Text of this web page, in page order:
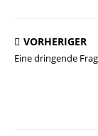
VORHERIGER
Eine dringende